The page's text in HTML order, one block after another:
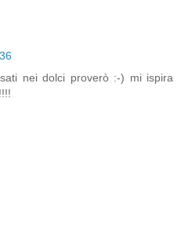
nei dolci proverò :-) mi ispira